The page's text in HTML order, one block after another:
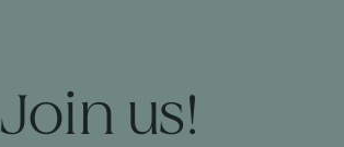
Join us!